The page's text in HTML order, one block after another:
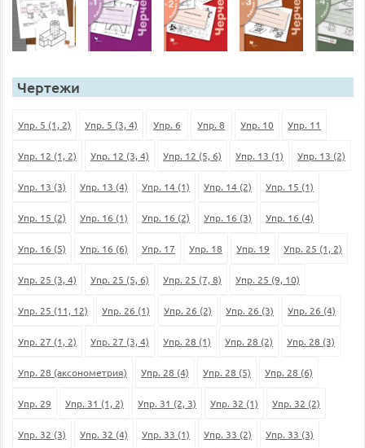
Чертежи
Упр. 5 (1, 2) Упр. 5 (3, 4) Упр. 6 Упр. 8 Упр. 10 Упр. 11
Упр. 12 (1, 2) Упр. 12 (3, 4) Упр. 12 (5, 6) Упр. 13 (1) Упр. 13 (2)
Упр. 13 (3) Упр. 13 (4) Упр. 14 (1) Упр. 14 (2) Упр. 15 (1)
Упр. 15 (2) Упр. 16 (1) Упр. 16 (2) Упр. 16 (3) Упр. 16 (4)
Упр. 16 (5) Упр. 16 (6) Упр. 17 Упр. 18 Упр. 19 Упр. 25 (1, 2)
Упр. 25 (3, 4) Упр. 25 (5, 6) Упр. 25 (7, 8) Упр. 25 (9, 10)
Упр. 25 (11, 12) Упр. 26 (1) Упр. 26 (2) Упр. 26 (3) Упр. 26 (4)
Упр. 27 (1, 2) Упр. 27 (3, 4) Упр. 28 (1) Упр. 28 (2) Упр. 28 (3)
Упр. 28 (аксонометрия) Упр. 28 (4) Упр. 28 (5) Упр. 28 (6)
Упр. 29 Упр. 31 (1, 2) Упр. 31 (2, 3) Упр. 32 (1) Упр. 32 (2)
Упр. 32 (3) Упр. 32 (4) Упр. 33 (1) Упр. 33 (2) Упр. 33 (3)